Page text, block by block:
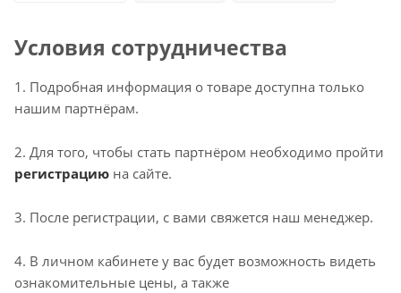
Условия сотрудничества
1. Подробная информация о товаре доступна только
нашим партнёрам.
2. Для того, чтобы стать партнёром необходимо пройти
регистрацию на сайте.
3. После регистрации, с вами свяжется наш менеджер.
4. В личном кабинете у вас будет возможность видеть
ознакомительные цены, а также